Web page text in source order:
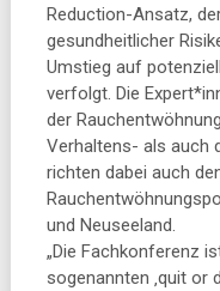
Reduction-Ansatz,
gesundheitlicher
Umstieg auf
verfolgt. Die
der
Verhaltens- als auch
richten dabei auch
und Neuseeland.
„Die Fachkonferenz
sogenannten ‚quit or